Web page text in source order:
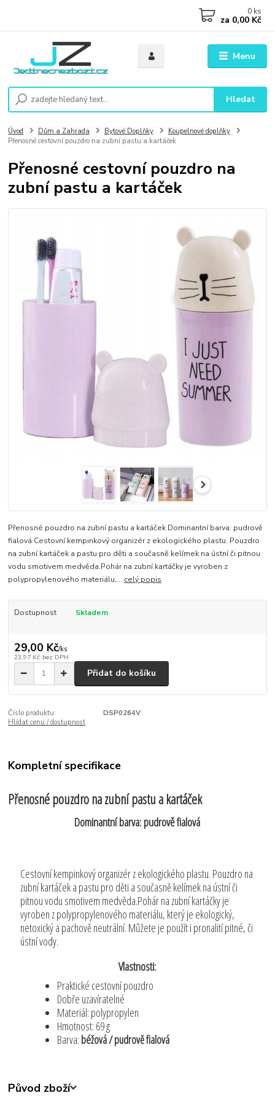
Menu
Hledat
0 ks
za 0,00 Kč
Úvod Dům a Zahrada Bytové Doplňky
Koupelnové doplňky
Přenosné cestovní pouzdro na zubní pastu a kartáček
Přenosné cestovní pouzdro na
zubní pastu a kartáček
Přenosné pouzdro na zubní pastu a kartáček Dominantní barva: pudrově
fialová Cestovní kempinkový organizér z ekologického plastu. Pouzdro
na zubní kartáček a pastu pro děti a současně kelímek na ústní či pitnou
vodu smotivem medvěda.Pohár na zubní kartáčky je vyroben z
polypropylenového materiálu,... celý popis
Dostupnost Skladem
29,00 Kč/ks
23,97 Kč bez DPH
Přidat do košíku
Číslo produktu:
DSP0264V
Hlídat cenu / dostupnost
Kompletní specifikace
Přenosné pouzdro na zubní pastu a kartáček
Dominantní barva: pudrově fialová
Cestovní kempinkový organizér z ekologického plastu. Pouzdro na
zubní kartáček a pastu pro děti a současně kelímek na ústní či
pitnou vodu smotivem medvěda.Pohár na zubní kartáčky je
vyroben z polypropylenového materiálu, který je ekologický,
netoxický a pachově neutrální. Můžete je použít i pronalití pitné, či
ústní vody.
Vlastnosti:
Praktické cestovní pouzdro
Dobře uzavíratelné
Materiál: polypropylen
Hmotnost: 69 g
Barva: béžová / pudrově fialová
Původ zboží